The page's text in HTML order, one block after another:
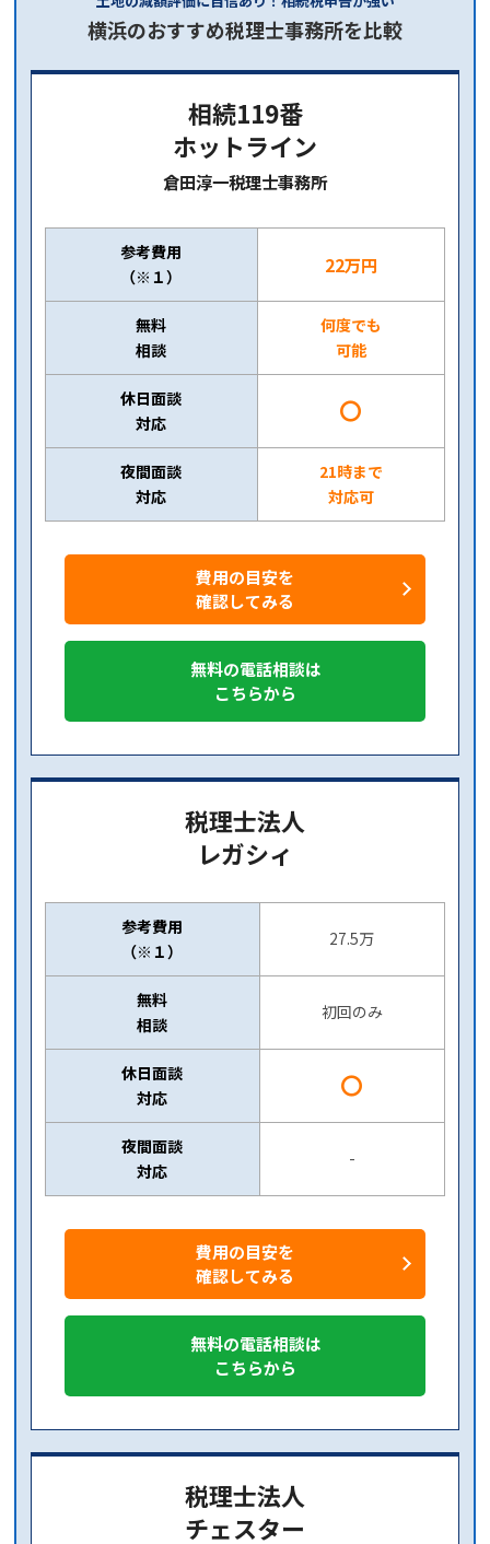
横浜のおすすめ税理士事務所を比較
相続119番
ホットライン
倉田淳一税理士事務所
参考費用
（※１）
22万円
無料
相談
何度でも
可能
休日面談
対応
〇
夜間面談
対応
21時まで
対応可
費用の目安を
確認してみる
無料の電話相談は
こちらから
税理士法人
レガシィ
参考費用
（※１）
27.5万
無料
相談
初回のみ
休日面談
対応
〇
夜間面談
対応
-
費用の目安を
確認してみる
無料の電話相談は
こちらから
税理士法人
チェスター